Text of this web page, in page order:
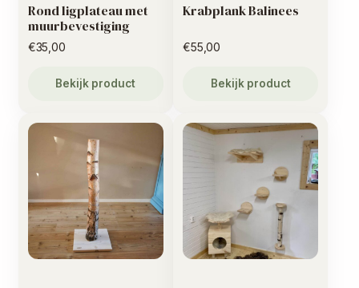
Rond ligplateau met
muurbevestiging
€35,00
Bekijk product
Krabplank Balinees
€55,00
Bekijk product